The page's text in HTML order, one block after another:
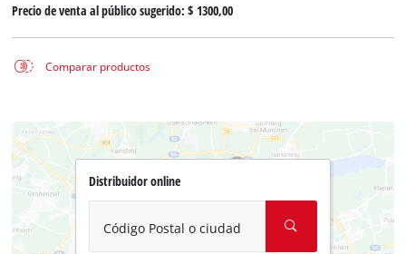
Precio de venta al público sugerido:$ 1300,00
Comparar productos
Distribuidor online
Código Postal o ciudad